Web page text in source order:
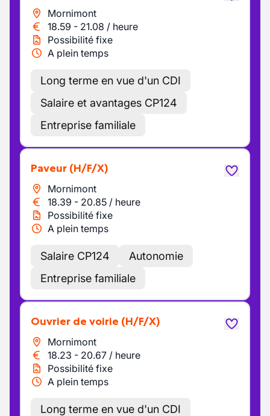
Mornimont
18.59 - 21.08 / heure
Possibilité fixe
A plein temps
Long terme en vue d'un CDI
Salaire et avantages CP124
Entreprise familiale
Paveur (H/F/X)
Mornimont
18.39 - 20.85 / heure
Possibilité fixe
A plein temps
Salaire CP124
Autonomie
Entreprise familiale
Ouvrier de voirie (H/F/X)
Mornimont
18.23 - 20.67 / heure
Possibilité fixe
A plein temps
Long terme en vue d'un CDI